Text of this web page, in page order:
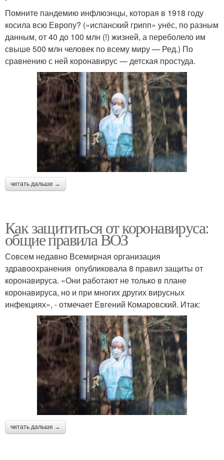
Помните пандемию инфлюэнцы, которая в 1918 году
косила всю Европу? («испанский грипп» унёс, по разным
данным, от 40 до 100 млн (!) жизней, а переболело им
свыше 500 млн человек по всему миру — Ред.) По
сравнению с ней коронавирус — детская простуда.
читать дальше →
Как защититься от коронавируса:
общие правила ВОЗ
Совсем недавно Всемирная организация
здравоохранения опубликовала 8 правил защиты от
коронавируса. «Они работают не только в плане
коронавируса, но и при многих других вирусных
инфекциях», - отмечает Евгений Комаровский. Итак:
читать дальше →